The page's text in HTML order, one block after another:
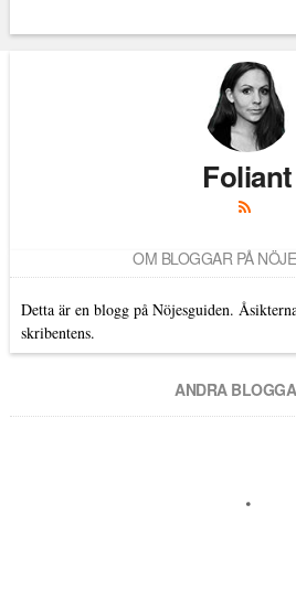
Foliant
OM BLOGGAR PÅ
Detta är en blogg på Nöjesguiden.
skribentens.
ANDRA